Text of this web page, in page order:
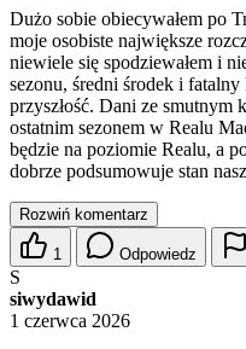
Dużo sobie obiecywałem po
moje osobiste największe
niewiele się spodziewałem i
sezonu, średni środek i fatalny
przyszłość. Dani ze smutnym
ostatnim sezonem w Realu
będzie na poziomie Realu, a
dobrze podsumowuje stan
Rozwiń komentarz
1 Odpowiedz
S
siwydawid
1 czerwca 2026